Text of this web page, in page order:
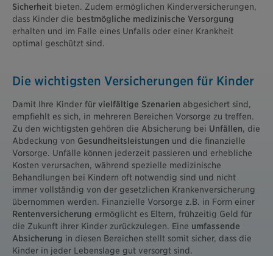
Sicherheit bieten. Zudem ermöglichen Kinderversicherungen,
dass Kinder die bestmögliche medizinische Versorgung
erhalten und im Falle eines Unfalls oder einer Krankheit
optimal geschützt sind.
Die wichtigsten Versicherungen für Kinder
Damit Ihre Kinder für vielfältige Szenarien abgesichert sind,
empfiehlt es sich, in mehreren Bereichen Vorsorge zu treffen.
Zu den wichtigsten gehören die Absicherung bei Unfällen, die
Abdeckung von Gesundheitsleistungen und die finanzielle
Vorsorge. Unfälle können jederzeit passieren und erhebliche
Kosten verursachen, während spezielle medizinische
Behandlungen bei Kindern oft notwendig sind und nicht
immer vollständig von der gesetzlichen Krankenversicherung
übernommen werden. Finanzielle Vorsorge z.B. in Form einer
Rentenversicherung ermöglicht es Eltern, frühzeitig Geld für
die Zukunft ihrer Kinder zurückzulegen. Eine umfassende
Absicherung in diesen Bereichen stellt somit sicher, dass die
Kinder in jeder Lebenslage gut versorgt sind.